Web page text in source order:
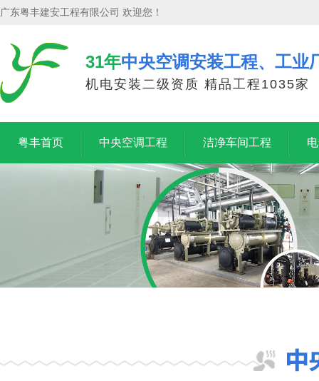
广东粤丰建安工程有限公司 欢迎您！
31年中央空调安装工程、工业
机电安装二级资质 精品工程1035家
粤丰首页 中央空调工程 洁净车间工程